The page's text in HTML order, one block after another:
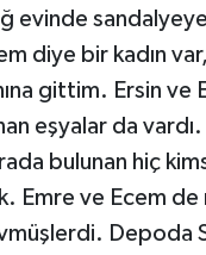
evinde
diye bir kadın
gittim. Ersin
eşyalar da
bulunan hiç
Emre ve Ecem
Depoda